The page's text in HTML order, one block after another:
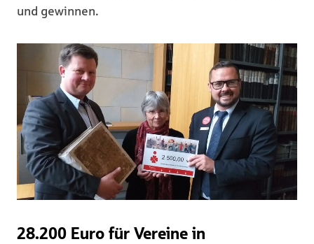
und gewinnen.
28.200 Euro für Vereine in